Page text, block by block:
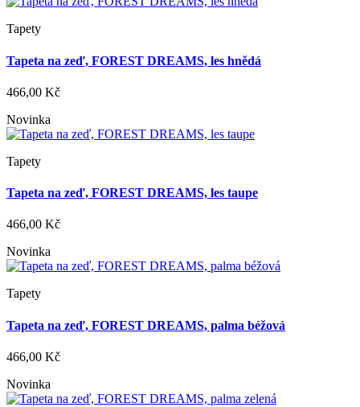
Tapety
Tapeta na zeď, FOREST DREAMS, les hnědá
466,00 Kč
Novinka
Tapety
Tapeta na zeď, FOREST DREAMS, les taupe
466,00 Kč
Novinka
Tapety
Tapeta na zeď, FOREST DREAMS, palma béžová
466,00 Kč
Novinka